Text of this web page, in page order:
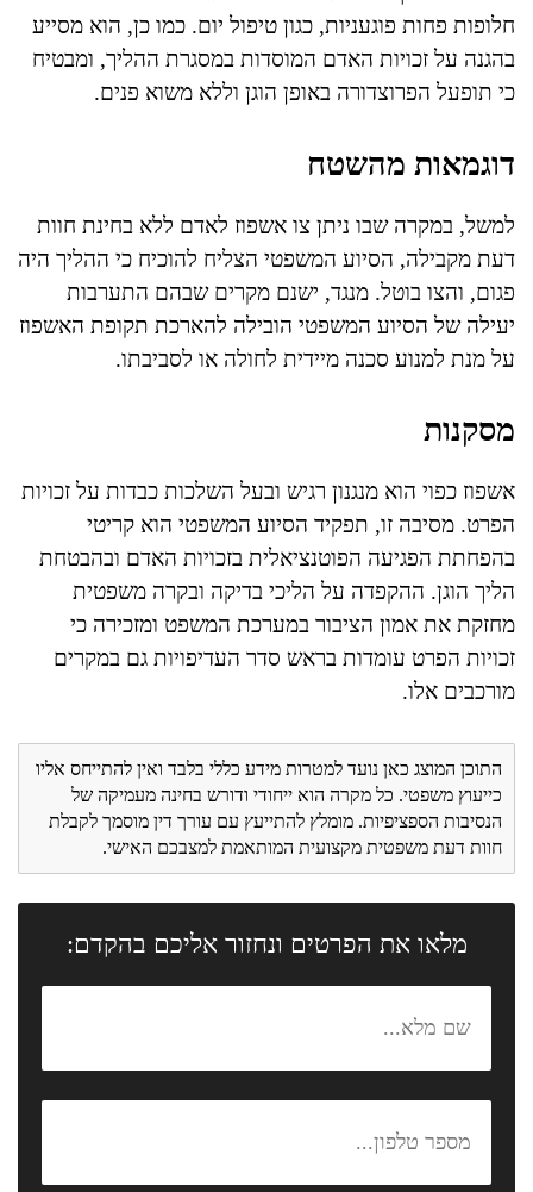
חלופות פחות פוגעניות, כגון טיפול יום. כמו כן, הוא מסייע
בהגנה על זכויות האדם המוסדות במסגרת ההליך, ומבטיח
כי תופעל הפרוצדורה באופן הוגן וללא משוא פנים.
דוגמאות מהשטח
למשל, במקרה שבו ניתן צו אשפוז לאדם ללא בחינת חוות
דעת מקבילה, הסיוע המשפטי הצליח להוכיח כי ההליך היה
פגום, והצו בוטל. מנגד, ישנם מקרים שבהם התערבות
יעילה של הסיוע המשפטי הובילה להארכת תקופת האשפוז
על מנת למנוע סכנה מיידית לחולה או לסביבתו.
מסקנות
אשפוז כפוי הוא מנגנון רגיש ובעל השלכות כבדות על זכויות
הפרט. מסיבה זו, תפקיד הסיוע המשפטי הוא קריטי
בהפחתת הפגיעה הפוטנציאלית בזכויות האדם ובהבטחת
הליך הוגן. ההקפדה על הליכי בדיקה ובקרה משפטית
מחזקת את אמון הציבור במערכת המשפט ומזכירה כי
זכויות הפרט עומדות בראש סדר העדיפויות גם במקרים
מורכבים אלו.
התוכן המוצג כאן נועד למטרות מידע כללי בלבד ואין להתייחס אליו
כייעוץ משפטי. כל מקרה הוא ייחודי ודורש בחינה מעמיקה של
הנסיבות הספציפיות. מומלץ להתייעץ עם עורך דין מוסמך לקבלת
חוות דעת משפטית מקצועית המותאמת למצבכם האישי.
מלאו את הפרטים ונחזור אליכם בהקדם: